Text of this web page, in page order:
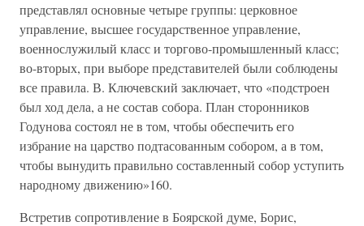
представлял основные четыре группы: церковное
управление, высшее государственное управление,
военнослужилый класс и торгово-промышленный класс;
во-вторых, при выборе представителей были соблюдены
все правила. В. Ключевский заключает, что «подстроен
был ход дела, а не состав собора. План сторонников
Годунова состоял не в том, чтобы обеспечить его
избрание на царство подтасованным собором, а в том,
чтобы вынудить правильно составленный собор уступить
народному движению»160.
Встретив сопротивление в Боярской думе, Борис,